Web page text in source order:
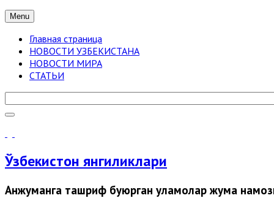
Menu
Главная страница
НОВОСТИ УЗБЕКИСТАНА
НОВОСТИ МИРА
СТАТЬИ
Ўзбекистон янгиликлари
Анжуманга ташриф буюрган уламолар жума